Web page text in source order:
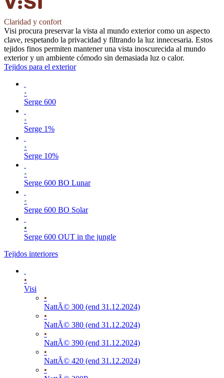
Claridad y confort
Visi procura preservar la vista al mundo exterior como un aspecto
clave, respetando la privacidad y filtrando la luz innecesaria. Estos
tejidos finos permiten mantener una vista inoscurecida al mundo
exterior y un ambiente cómodo sin demasiada luz o calor.
Tejidos para el exterior
•
Serge 600
•
Serge 1%
•
Serge 10%
•
Serge 600 BO Lunar
•
Serge 600 BO Solar
•
Serge 600 OUT in the jungle
Tejidos interiores
•
Visi
•
NattÃ© 300 (end 31.12.2024)
•
NattÃ© 380 (end 31.12.2024)
•
NattÃ© 390 (end 31.12.2024)
•
NattÃ© 420 (end 31.12.2024)
•